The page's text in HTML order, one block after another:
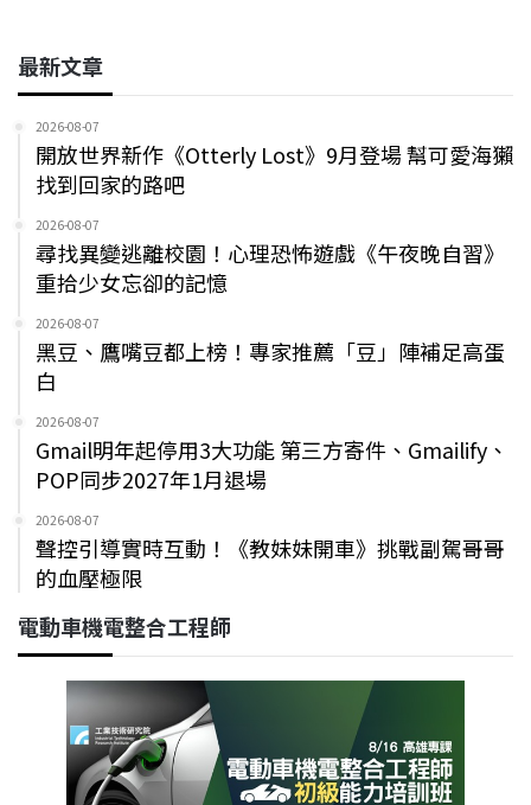
最新文章
2026-08-07
開放世界新作《Otterly Lost》9月登場 幫可愛海獺
找到回家的路吧
2026-08-07
尋找異變逃離校園！心理恐怖遊戲《午夜晚自習》
重拾少女忘卻的記憶
2026-08-07
黑豆、鷹嘴豆都上榜！專家推薦「豆」陣補足高蛋
白
2026-08-07
Gmail明年起停用3大功能 第三方寄件、Gmailify、
POP同步2027年1月退場
2026-08-07
聲控引導實時互動！《教妹妹開車》挑戰副駕哥哥
的血壓極限
電動車機電整合工程師